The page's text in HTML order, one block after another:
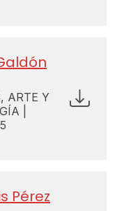
ARTE Y
|
Pérez